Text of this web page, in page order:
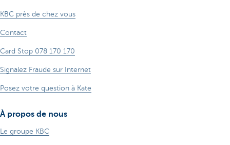
KBC près de chez vous
Contact
Card Stop 078 170 170
Signalez Fraude sur Internet
Posez votre question à Kate
À propos de nous
Le groupe KBC